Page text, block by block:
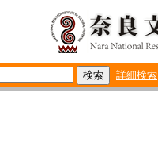
詳細検索